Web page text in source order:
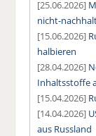
[25.06.2026]
nicht-
[15.06.2026]
halbieren
[28.04.2026]
Inhaltsstoffe
[15.04.2026]
[14.04.2026]
aus Russland